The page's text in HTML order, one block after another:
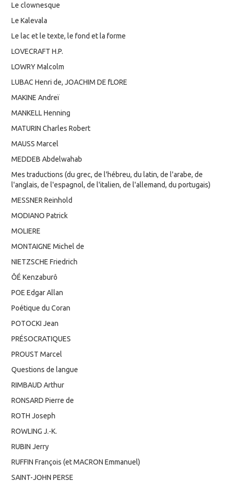
Le clownesque
Le Kalevala
Le lac et le texte, le fond et la forme
LOVECRAFT H.P.
LOWRY Malcolm
LUBAC Henri de, JOACHIM DE fLORE
MAKINE Andreï
MANKELL Henning
MATURIN Charles Robert
MAUSS Marcel
MEDDEB Abdelwahab
Mes traductions (du grec, de l'hébreu, du latin, de l'arabe, de
l'anglais, de l'espagnol, de l'italien, de l'allemand, du portugais)
MESSNER Reinhold
MODIANO Patrick
MOLIERE
MONTAIGNE Michel de
NIETZSCHE Friedrich
ÔÉ Kenzaburô
POE Edgar Allan
Poétique du Coran
POTOCKI Jean
PRÉSOCRATIQUES
PROUST Marcel
Questions de langue
RIMBAUD Arthur
RONSARD Pierre de
ROTH Joseph
ROWLING J.-K.
RUBIN Jerry
RUFFIN François (et MACRON Emmanuel)
SAINT-JOHN PERSE